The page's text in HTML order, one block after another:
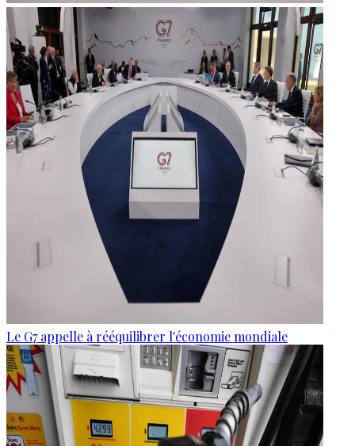
Le G7 appelle à rééquilibrer l'économie mondiale